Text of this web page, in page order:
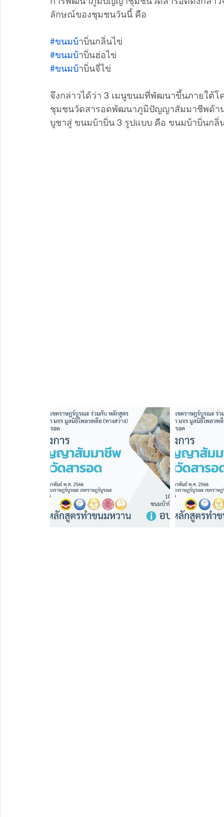
ลักษณ์ของชุมชนวันนี้ คือ
#ขนมบ้าบิ่นกลิ่นไข่
#ขนมบ้าบิ่นฮ่อไข่
#ขนมบ้าบิ่นจี่ไข่
จึงกล่าวได้ว่า 3 เมนูขนมที่พัฒนาขึ้นภายใต้
ชุมชนวัดสารอดพัฒนาภูมิปัญญาสัมมาชีพด้า
บูชาสู่ ขนมบ้าบิ่น 3 รูปแบบ คือ ขนมบ้าบิ่นก